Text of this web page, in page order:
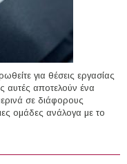
για θέσεις εργασίας
αυτές αποτελούν ένα
σε διάφορους
ομάδες ανάλογα με το
στον Ιδιωτικό Τομέα στην